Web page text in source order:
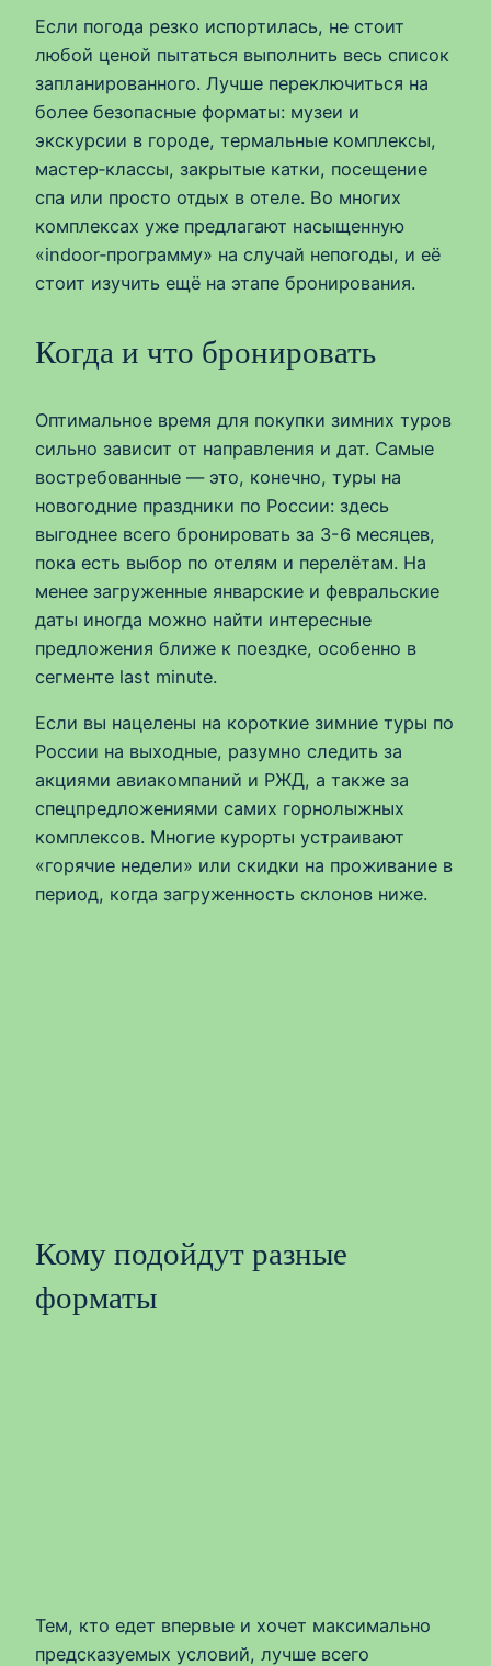
Если погода резко испортилась, не стоит
любой ценой пытаться выполнить весь список
запланированного. Лучше переключиться на
более безопасные форматы: музеи и
экскурсии в городе, термальные комплексы,
мастер‑классы, закрытые катки, посещение
спа или просто отдых в отеле. Во многих
комплексах уже предлагают насыщенную
«indoor‑программу» на случай непогоды, и её
стоит изучить ещё на этапе бронирования.
Когда и что бронировать
Оптимальное время для покупки зимних туров
сильно зависит от направления и дат. Самые
востребованные — это, конечно, туры на
новогодние праздники по России: здесь
выгоднее всего бронировать за 3-6 месяцев,
пока есть выбор по отелям и перелётам. На
менее загруженные январские и февральские
даты иногда можно найти интересные
предложения ближе к поездке, особенно в
сегменте last minute.
Если вы нацелены на короткие зимние туры по
России на выходные, разумно следить за
акциями авиакомпаний и РЖД, а также за
спецпредложениями самих горнолыжных
комплексов. Многие курорты устраивают
«горячие недели» или скидки на проживание в
период, когда загруженность склонов ниже.
Кому подойдут разные
форматы
Тем, кто едет впервые и хочет максимально
предсказуемых условий, лучше всего